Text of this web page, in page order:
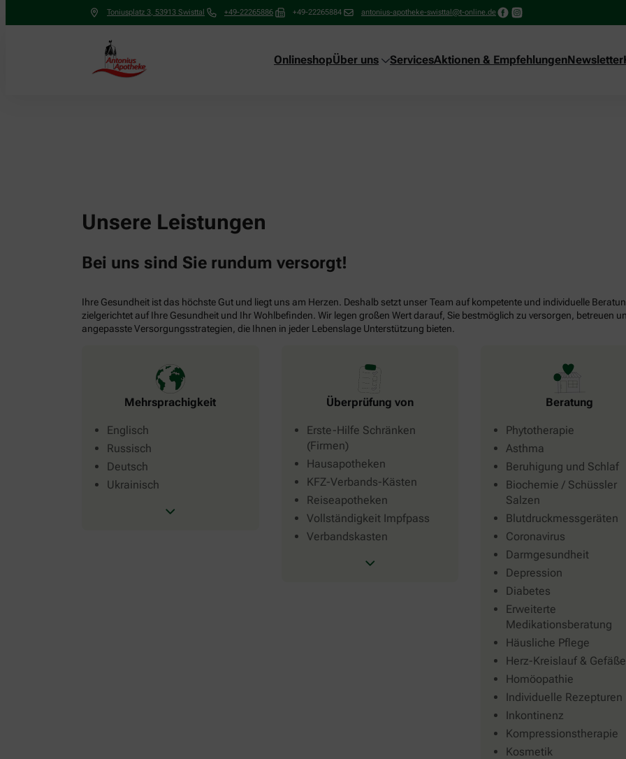
Toniusplatz 3, 53913 Swisttal +49-22265886 +49-22265884 antonius-apotheke-swisttal@t-online.de
OnlineshopÜber uns ServicesAktionen & EmpfehlungenNewsletter
Unsere Leistungen
Bei uns sind Sie rundum versorgt!
Ihre Gesundheit ist das höchste Gut und liegt uns am Herzen. Deshalb setzt unser Team auf kompetente und individuelle
zielgerichtet auf Ihre Gesundheit und Ihr Wohlbefinden. Wir legen großen Wert darauf, Sie bestmöglich zu versorgen, betreuen
angepasste Versorgungsstrategien, die Ihnen in jeder Lebenslage Unterstützung bieten.
Mehrsprachigkeit
Englisch
Russisch
Deutsch
Ukrainisch
Überprüfung von
Erste-Hilfe Schränken
(Firmen)
Hausapotheken
KFZ-Verbands-Kästen
Reiseapotheken
Vollständigkeit Impfpass
Verbandskasten
Beratung
Phytotherapie
Asthma
Beruhigung und Schlaf
Biochemie / Schüssler
Salzen
Blutdruckmessgeräten
Coronavirus
Darmgesundheit
Depression
Diabetes
Erweiterte
Medikationsberatung
Häusliche Pflege
Herz-Kreislauf & Gefäße
Homöopathie
Individuelle Rezepturen
Inkontinenz
Kompressionstherapie
Kosmetik